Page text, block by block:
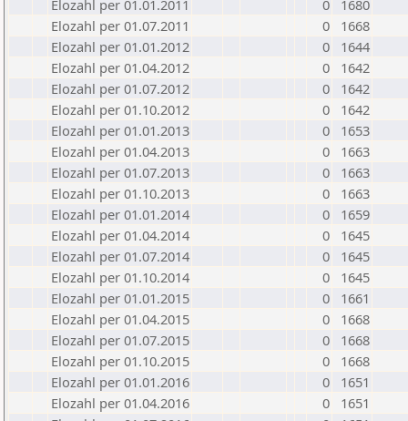
Elozahl per 01.01.2011
0
1680
Elozahl per 01.07.2011
0
1668
Elozahl per 01.01.2012
0
1644
Elozahl per 01.04.2012
0
1642
Elozahl per 01.07.2012
0
1642
Elozahl per 01.10.2012
0
1642
Elozahl per 01.01.2013
0
1653
Elozahl per 01.04.2013
0
1663
Elozahl per 01.07.2013
0
1663
Elozahl per 01.10.2013
0
1663
Elozahl per 01.01.2014
0
1659
Elozahl per 01.04.2014
0
1645
Elozahl per 01.07.2014
0
1645
Elozahl per 01.10.2014
0
1645
Elozahl per 01.01.2015
0
1661
Elozahl per 01.04.2015
0
1668
Elozahl per 01.07.2015
0
1668
Elozahl per 01.10.2015
0
1668
Elozahl per 01.01.2016
0
1651
Elozahl per 01.04.2016
0
1651